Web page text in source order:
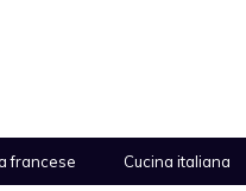
francese Cucina italiana